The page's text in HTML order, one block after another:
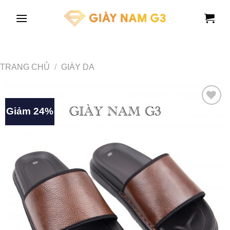
TRANG CHỦ / GIÀY DA
Giảm 24%